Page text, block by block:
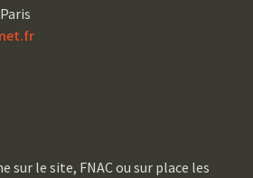
sur le site, FNAC ou sur place les